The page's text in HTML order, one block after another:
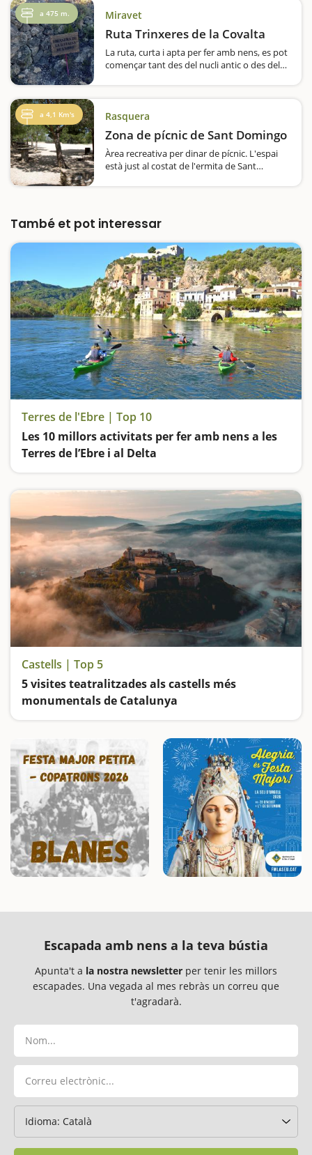
a 475 m. Miravet
Ruta Trinxeres de la Covalta
La ruta, curta i apta per fer amb nens, es pot
començar tant des del nucli antic o des del
de la Batalla de l’Ebre, edificis de pedra seca
fins a…
a 4,1 Km's Rasquera
Zona de pícnic de Sant Domingo
Àrea recreativa per dinar de pícnic. L'espai
està just al costat de l'ermita de Sant
També et pot interessar
Terres de l'Ebre | Top 10
Les 10 millors activitats per fer amb nens a les
Terres de l’Ebre i al Delta
Castells | Top 5
5 visites teatralitzades als castells més
monumentals de Catalunya
Escapada amb nens a la teva bústia
Apunta't a la nostra newsletter per tenir les millors
escapades. Una vegada al mes rebràs un correu que
t'agradarà.